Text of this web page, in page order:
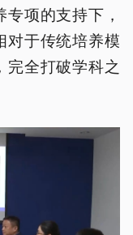
项的支持下，
对于传统培养模
全打破学科之